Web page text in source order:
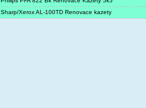
Sharp/Xerox AL-100TD Renovace kazety